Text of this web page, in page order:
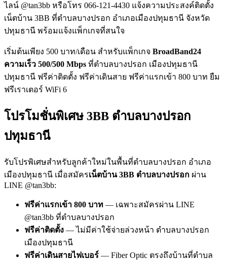
ไลน์ @tan3bb หรือโทร 066-121-4430 แจ้งความประสงค์ติดตั้ง
เน็ตบ้าน 3BB ที่ตำบลบางปรอก อำเภอเมืองปทุมธานี จังหวัด
ปทุมธานี พร้อมแจ้งแพ็กเกจที่สนใจ
เริ่มต้นเพียง 500 บาท/เดือน สำหรับแพ็กเกจ BroadBand24
ความเร็ว 500/500 Mbps ที่ตำบลบางปรอก เมืองปทุมธานี
ปทุมธานี ฟรีค่าติดตั้ง ฟรีค่าเดินสาย ฟรีค่าแรกเข้า 800 บาท ยืม
ฟรีเราเตอร์ WiFi 6
โปรโมชั่นพิเศษ 3BB ตำบลบางปรอก
ปทุมธานี
รับโปรพิเศษสำหรับลูกค้าใหม่ในพื้นที่ตำบลบางปรอก อำเภอ
เมืองปทุมธานี เมื่อสมัครเน็ตบ้าน 3BB ตำบลบางปรอก ผ่าน
LINE @tan3bb:
ฟรีค่าแรกเข้า 800 บาท — เฉพาะสมัครผ่าน LINE
@tan3bb ที่ตำบลบางปรอก
ฟรีค่าติดตั้ง — ไม่มีค่าใช้จ่ายล่วงหน้า ตำบลบางปรอก
เมืองปทุมธานี
ฟรีค่าเดินสายไฟเบอร์ — Fiber Optic ตรงถึงบ้านที่ตำบล